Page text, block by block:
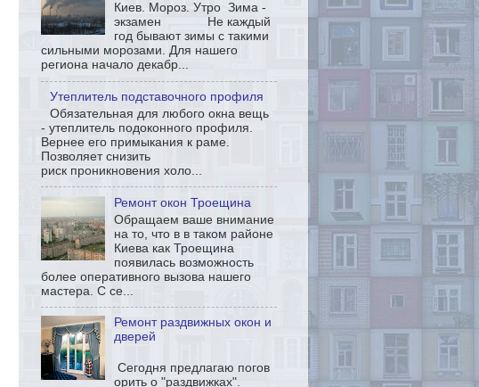
Киев. Мороз. Утро Зима -
экзамен Не каждый
год бывают зимы с такими
сильными морозами. Для нашего
региона начало декабр...
Утеплитель подставочного профиля
Обязательная для любого окна вещь
- утеплитель подоконного профиля.
Вернее его примыкания к раме.
Позволяет снизить
риск проникновения холо...
Ремонт окон Троещина
Обращаем ваше внимание
на то, что в в таком районе
Киева как Троещина
появилась возможность
более оперативного вызова нашего
мастера. С се...
Ремонт раздвижных окон и
дверей
Сегодня предлагаю погов
орить о "раздвижках".